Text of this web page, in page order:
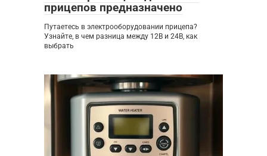
прицепов предназначено
Путаетесь в электрооборудовании прицепа?
Узнайте, в чем разница между 12В и 24В, как
выбрать